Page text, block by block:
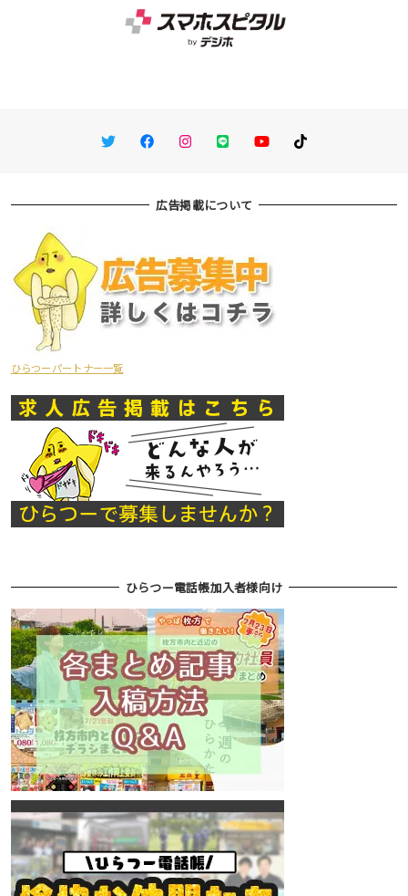
TwitterFacebookInstagram
LINE You TubeTikTok
広告掲載について
ひらつーパートナー一覧
ひらつー電話帳加入者様向け